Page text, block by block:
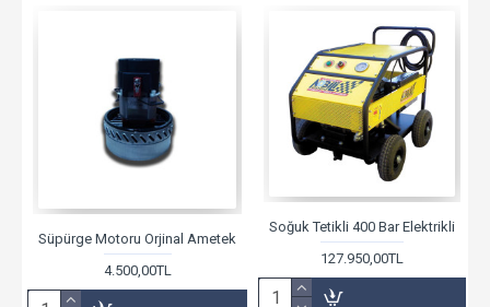
Süpürge Motoru Orjinal Ametek
4.500,00TL
Soğuk Tetikli 400 Bar Elektrikli
127.950,00TL